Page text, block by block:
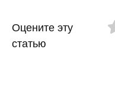
Оцените эту
статью